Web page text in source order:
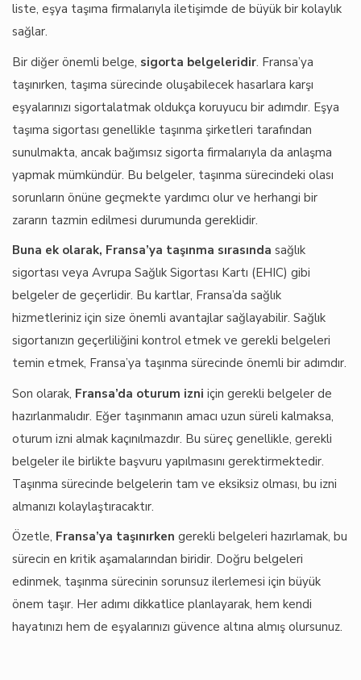
liste, eşya taşıma firmalarıyla iletişimde de büyük bir kolaylık
sağlar.
Bir diğer önemli belge, sigorta belgeleridir. Fransa’ya
taşınırken, taşıma sürecinde oluşabilecek hasarlara karşı
eşyalarınızı sigortalatmak oldukça koruyucu bir adımdır. Eşya
taşıma sigortası genellikle taşınma şirketleri tarafından
sunulmakta, ancak bağımsız sigorta firmalarıyla da anlaşma
yapmak mümkündür. Bu belgeler, taşınma sürecindeki olası
sorunların önüne geçmekte yardımcı olur ve herhangi bir
zararın tazmin edilmesi durumunda gereklidir.
Buna ek olarak, Fransa’ya taşınma sırasında sağlık
sigortası veya Avrupa Sağlık Sigortası Kartı (EHIC) gibi
belgeler de geçerlidir. Bu kartlar, Fransa’da sağlık
hizmetleriniz için size önemli avantajlar sağlayabilir. Sağlık
sigortanızın geçerliliğini kontrol etmek ve gerekli belgeleri
temin etmek, Fransa’ya taşınma sürecinde önemli bir adımdır.
Son olarak, Fransa’da oturum izni için gerekli belgeler de
hazırlanmalıdır. Eğer taşınmanın amacı uzun süreli kalmaksa,
oturum izni almak kaçınılmazdır. Bu süreç genellikle, gerekli
belgeler ile birlikte başvuru yapılmasını gerektirmektedir.
Taşınma sürecinde belgelerin tam ve eksiksiz olması, bu izni
almanızı kolaylaştıracaktır.
Özetle, Fransa’ya taşınırken gerekli belgeleri hazırlamak, bu
sürecin en kritik aşamalarından biridir. Doğru belgeleri
edinmek, taşınma sürecinin sorunsuz ilerlemesi için büyük
önem taşır. Her adımı dikkatlice planlayarak, hem kendi
hayatınızı hem de eşyalarınızı güvence altına almış olursunuz.